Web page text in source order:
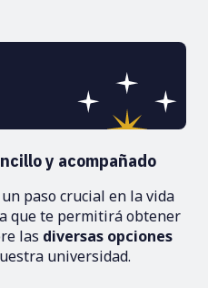
y acompañado
paso crucial en la vida
que te permitirá obtener
las diversas opciones
universidad.